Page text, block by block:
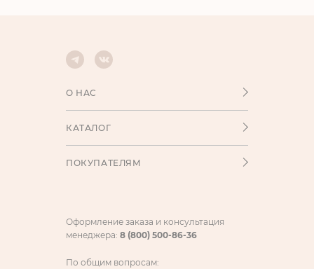
О НАС
КАТАЛОГ
ПОКУПАТЕЛЯМ
Оформление заказа и консультация
менеджера: 8 (800) 500-86-36
По общим вопросам: